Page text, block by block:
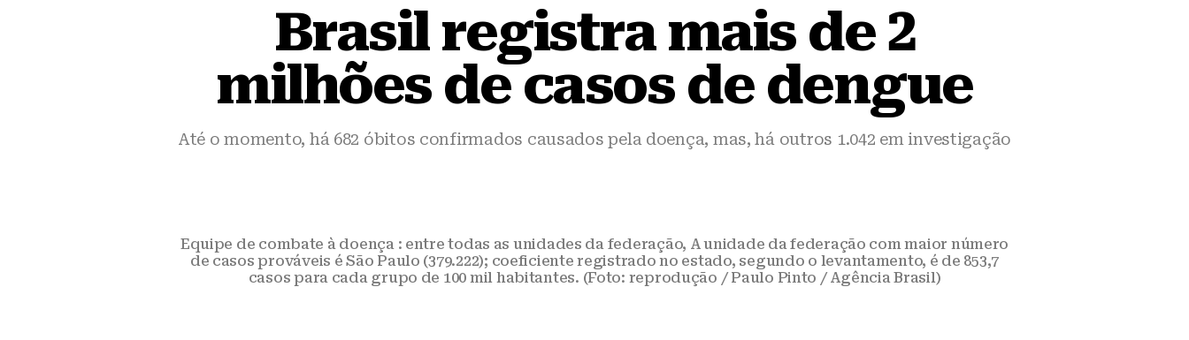
Brasil registra mais de 2
milhões de casos de dengue
Até o momento, há 682 óbitos confirmados causados pela doença, mas, há outros 1.042 em investigação
Equipe de combate à doença : entre todas as unidades da federação, A unidade da federação com maior número
de casos prováveis é São Paulo (379.222); coeficiente registrado no estado, segundo o levantamento, é de 853,7
casos para cada grupo de 100 mil habitantes. (Foto: reprodução / Paulo Pinto / Agência Brasil)